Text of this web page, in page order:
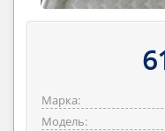
Марка:
Модель: